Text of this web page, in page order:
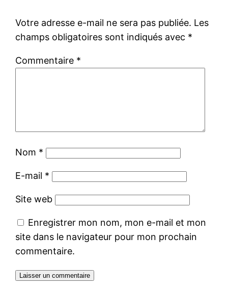
Votre adresse e-mail ne sera pas publiée. Les
champs obligatoires sont indiqués avec *
Commentaire *
Nom *
E-mail *
Site web
Enregistrer mon nom, mon e-mail et mon
site dans le navigateur pour mon prochain
commentaire.